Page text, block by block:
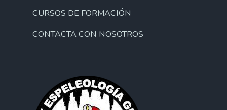
CURSOS DE FORMACIÓN
CONTACTA CON NOSOTROS